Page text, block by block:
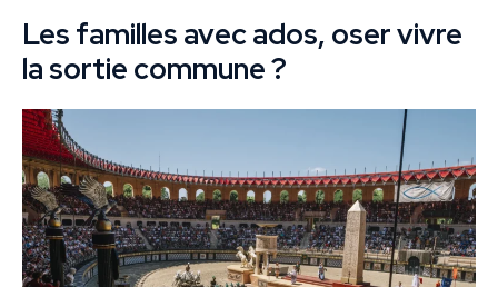
Les familles avec ados, oser vivre
la sortie commune ?